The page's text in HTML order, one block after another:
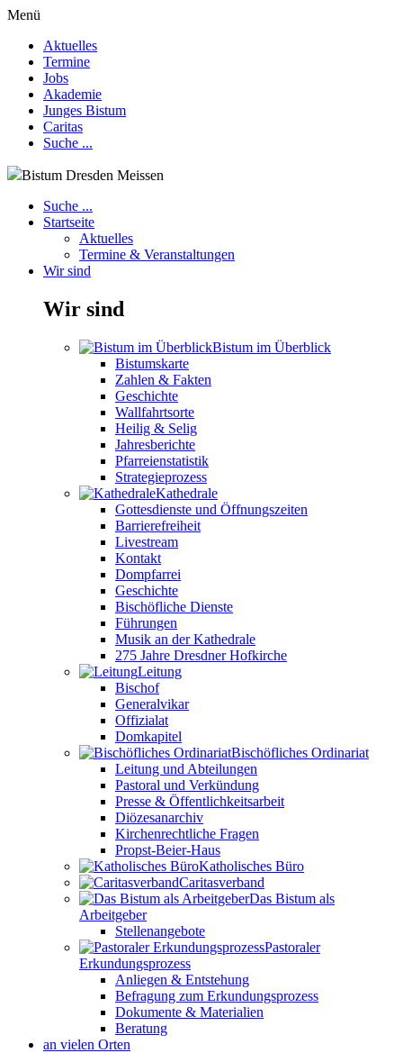
Menü
Aktuelles
Termine
Jobs
Akademie
Junges Bistum
Caritas
Suche ...
Bistum Dresden Meissen
Suche ...
Startseite
Aktuelles
Termine & Veranstaltungen
Wir sind
Wir sind
Bistum im Überblick
Bistumskarte
Zahlen & Fakten
Geschichte
Wallfahrtsorte
Heilig & Selig
Jahresberichte
Pfarreienstatistik
Strategieprozess
Kathedrale
Gottesdienste und Öffnungszeiten
Barrierefreiheit
Livestream
Kontakt
Dompfarrei
Geschichte
Bischöfliche Dienste
Führungen
Musik an der Kathedrale
275 Jahre Dresdner Hofkirche
Leitung
Bischof
Generalvikar
Offizialat
Domkapitel
Bischöfliches Ordinariat
Leitung und Abteilungen
Pastoral und Verkündung
Presse & Öffentlichkeitsarbeit
Diözesanarchiv
Kirchenrechtliche Fragen
Propst-Beier-Haus
Katholisches Büro
Caritasverband
Das Bistum als
Arbeitgeber
Stellenangebote
Pastoraler
Erkundungsprozess
Anliegen & Entstehung
Befragung zum Erkundungsprozess
Dokumente & Materialien
Beratung
an vielen Orten